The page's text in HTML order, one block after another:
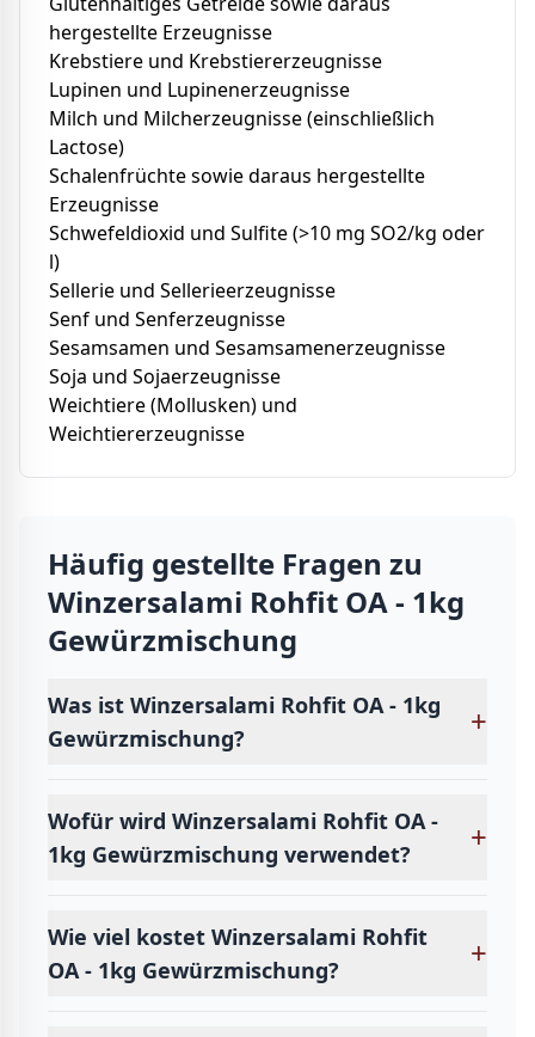
hergestellte Erzeugnisse
Krebstiere und Krebstiererzeugnisse
Lupinen und Lupinenerzeugnisse
Milch und Milcherzeugnisse (einschließlich
Lactose)
Schalenfrüchte sowie daraus hergestellte
Erzeugnisse
Schwefeldioxid und Sulfite (>10 mg SO2/kg oder
l)
Sellerie und Sellerieerzeugnisse
Senf und Senferzeugnisse
Sesamsamen und Sesamsamenerzeugnisse
Soja und Sojaerzeugnisse
Weichtiere (Mollusken) und
Weichtiererzeugnisse
Häufig gestellte Fragen zu
Winzersalami Rohfit OA - 1kg
Gewürzmischung
Was ist Winzersalami Rohfit OA - 1kg
Gewürzmischung?
+
Wofür wird Winzersalami Rohfit OA -
1kg Gewürzmischung verwendet?
+
Wie viel kostet Winzersalami Rohfit
OA - 1kg Gewürzmischung?
+